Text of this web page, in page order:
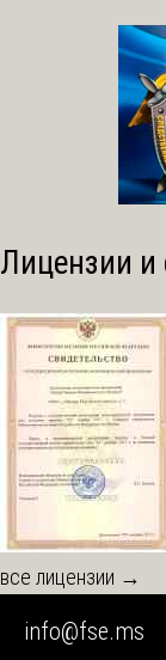
Лицензии и
все лицензии →
Мы работаем с
info@fse.ms